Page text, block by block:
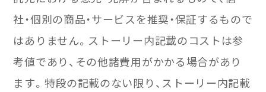
社・個別の商品・サービスを推奨・保証するもので
はありません。ストーリー内記載のコストは参
考値であり、その他諸費用がかかる場合があり
ます。特段の記載のない限り、ストーリー内記載